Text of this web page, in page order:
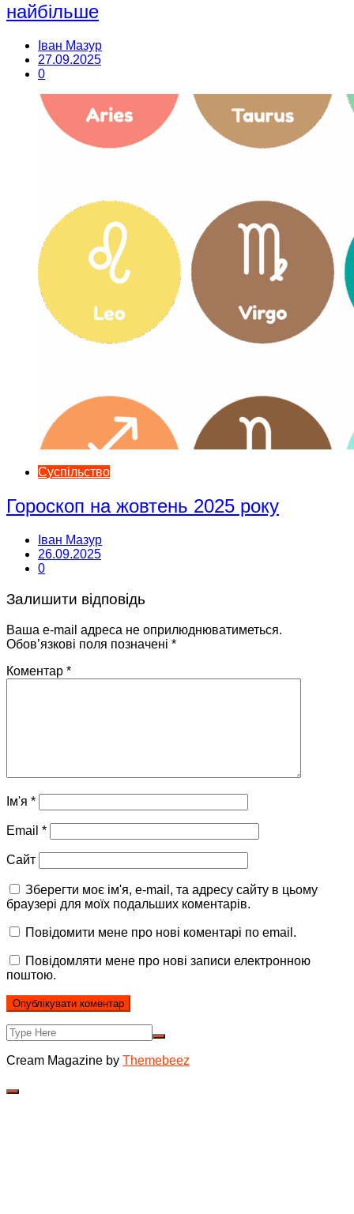
найбільше
Іван Мазур
27.09.2025
0
Суспільство
Гороскоп на жовтень 2025 року
Іван Мазур
26.09.2025
0
Залишити відповідь
Ваша e-mail адреса не оприлюднюватиметься.
Обов’язкові поля позначені *
Коментар *
Ім'я *
Email *
Сайт
Зберегти моє ім'я, e-mail, та адресу сайту в цьому
браузері для моїх подальших коментарів.
Повідомити мене про нові коментарі по email.
Повідомляти мене про нові записи електронною
поштою.
Cream Magazine by Themebeez